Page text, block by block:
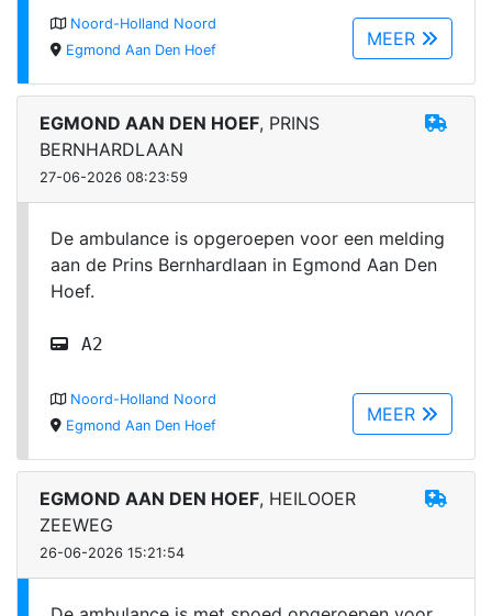
MEER
Noord-Holland Noord
Egmond Aan Den Hoef
EGMOND AAN DEN HOEF, PRINS
BERNHARDLAAN
27-06-2026 08:23:59
De ambulance is opgeroepen voor een melding
aan de Prins Bernhardlaan in Egmond Aan Den
Hoef.
A2
MEER
Noord-Holland Noord
Egmond Aan Den Hoef
EGMOND AAN DEN HOEF, HEILOOER
ZEEWEG
26-06-2026 15:21:54